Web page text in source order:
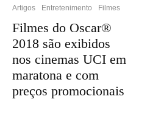
Artigos Entretenimento Filmes
Filmes do Oscar®
2018 são exibidos
nos cinemas UCI em
maratona e com
preços promocionais